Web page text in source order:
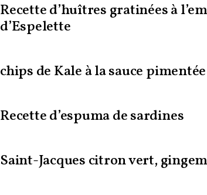
Recette d’huîtres gratinées à
d’Espelette
chips de Kale à la sauce
Recette d’espuma de sardines
Saint-Jacques citron vert,